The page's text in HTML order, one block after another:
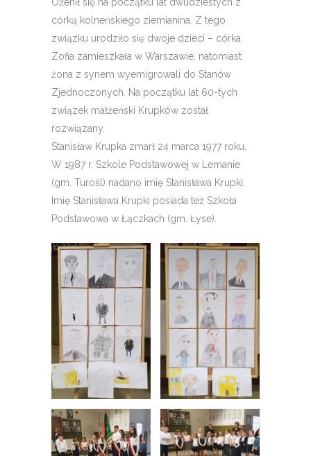
córką kolneńskiego ziemianina. Z tego
związku urodziło się dwoje dzieci – córka
Zofia zamieszkała w Warszawie, natomiast
żona z synem wyemigrowali do Stanów
Zjednoczonych. Na początku lat 60-tych
związek małżeński Krupków został
rozwiązany.
Stanisław Krupka zmarł 24 marca 1977 roku.
W 1987 r. Szkole Podstawowej w Lemanie
(gm. Turośl) nadano imię Stanisława Krupki.
Imię Stanisława Krupki posiada też Szkoła
Podstawowa w Łączkach (gm. Łyse).